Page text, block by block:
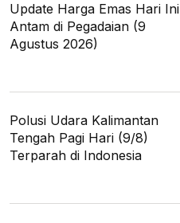
Update Harga Emas Hari Ini
Antam di Pegadaian (9
Agustus 2026)
Polusi Udara Kalimantan
Tengah Pagi Hari (9/8)
Terparah di Indonesia